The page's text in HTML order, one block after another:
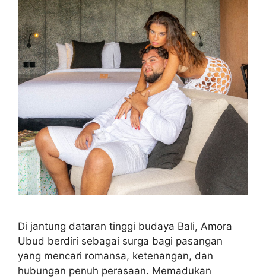
Di jantung dataran tinggi budaya Bali, Amora
Ubud berdiri sebagai surga bagi pasangan
yang mencari romansa, ketenangan, dan
hubungan penuh perasaan. Memadukan